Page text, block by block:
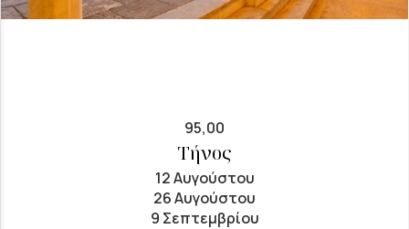
95,00
Τήνος
12 Αυγούστου
26 Αυγούστου
9 Σεπτεμβρίου